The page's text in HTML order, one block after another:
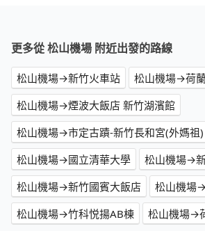
更多從 松山機場 附近出發的路線
松山機場→新竹火車站
松山機場→荷
松山機場→煙波大飯店 新竹湖濱館
松山機場→市定古蹟-新竹長和宮(外媽祖)
松山機場→國立清華大學
松山機場→
松山機場→新竹國賓大飯店
松山機場
松山機場→竹科悦揚AB棟
松山機場→